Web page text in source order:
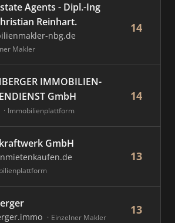
Agents - Dipl.-Ing
Reinhart.
nbg.de
Makler
14
IMMOBILIEN-
GmbH
Immobilienplattform
14
GmbH
13
Einzelner Makler
13